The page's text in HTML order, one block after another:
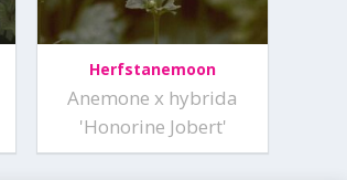
Herfstanemoon
Anemone x hybrida
'Honorine Jobert'